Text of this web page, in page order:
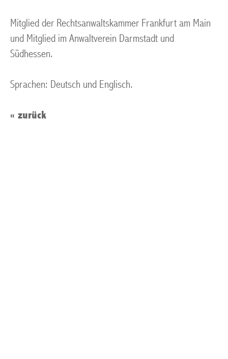
Mitglied der Rechtsanwaltskammer Frankfurt am Main
und Mitglied im Anwaltverein Darmstadt und
Südhessen.
Sprachen: Deutsch und Englisch.
« zurück